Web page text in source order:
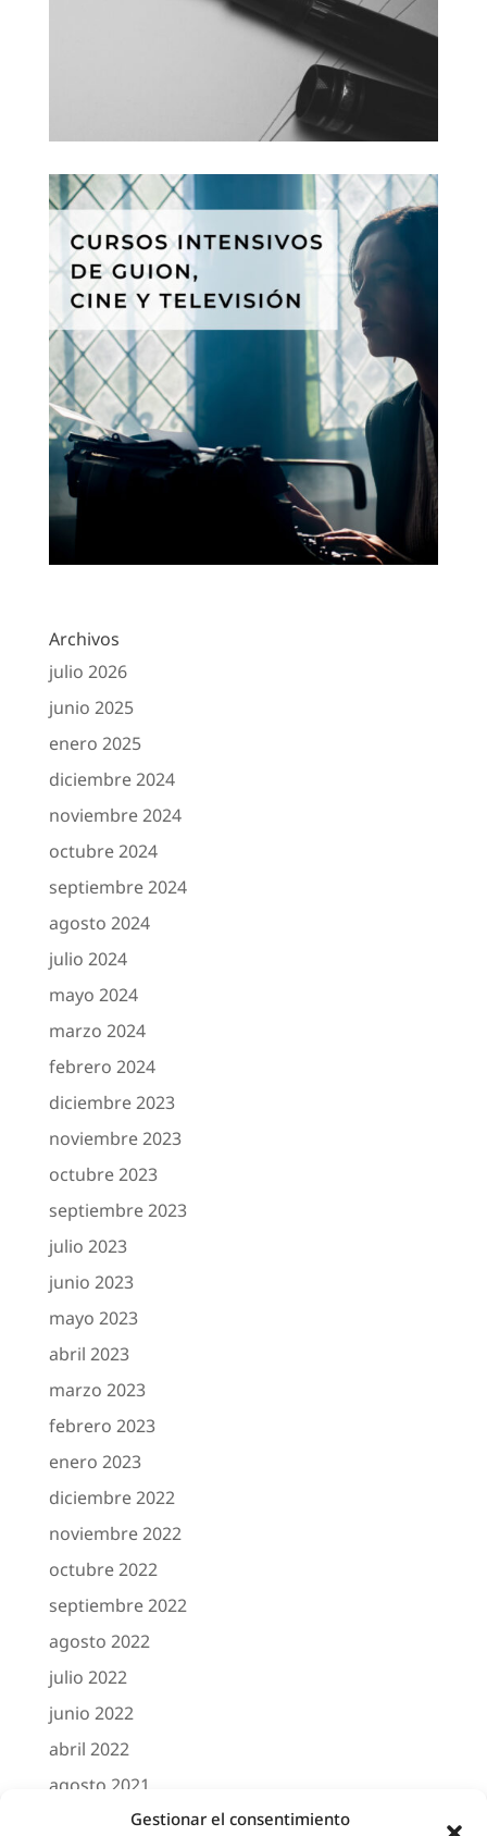
Gestionar el consentimiento
Archivos
julio 2026
junio 2025
enero 2025
diciembre 2024
noviembre 2024
octubre 2024
septiembre 2024
agosto 2024
julio 2024
mayo 2024
marzo 2024
febrero 2024
diciembre 2023
noviembre 2023
octubre 2023
septiembre 2023
julio 2023
junio 2023
mayo 2023
abril 2023
marzo 2023
febrero 2023
enero 2023
diciembre 2022
noviembre 2022
octubre 2022
septiembre 2022
agosto 2022
julio 2022
junio 2022
abril 2022
agosto 2021
marzo 2021